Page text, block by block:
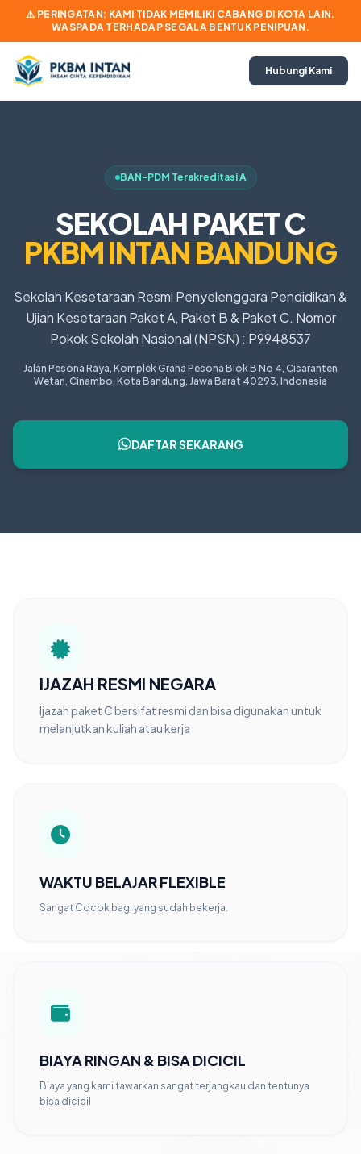
⚠️ PERINGATAN: KAMI TIDAK MEMILIKI CABANG DI KOTA LAIN.
WASPADA TERHADAP SEGALA BENTUK PENIPUAN.
Hubungi Kami
BAN-PDM Terakreditasi A
SEKOLAH PAKET C
PKBM INTAN BANDUNG
Sekolah Kesetaraan Resmi Penyelenggara Pendidikan &
Ujian Kesetaraan Paket A, Paket B & Paket C. Nomor
Pokok Sekolah Nasional (NPSN) : P9948537
Jalan Pesona Raya, Komplek Graha Pesona Blok B No 4, Cisaranten
Wetan, Cinambo, Kota Bandung, Jawa Barat 40293, Indonesia
DAFTAR SEKARANG
IJAZAH RESMI NEGARA
Ijazah paket C bersifat resmi dan bisa digunakan untuk
melanjutkan kuliah atau kerja
WAKTU BELAJAR FLEXIBLE
Sangat Cocok bagi yang sudah bekerja.
BIAYA RINGAN & BISA DICICIL
Biaya yang kami tawarkan sangat terjangkau dan tentunya
bisa dicicil